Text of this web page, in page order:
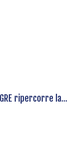
ripercorre la...